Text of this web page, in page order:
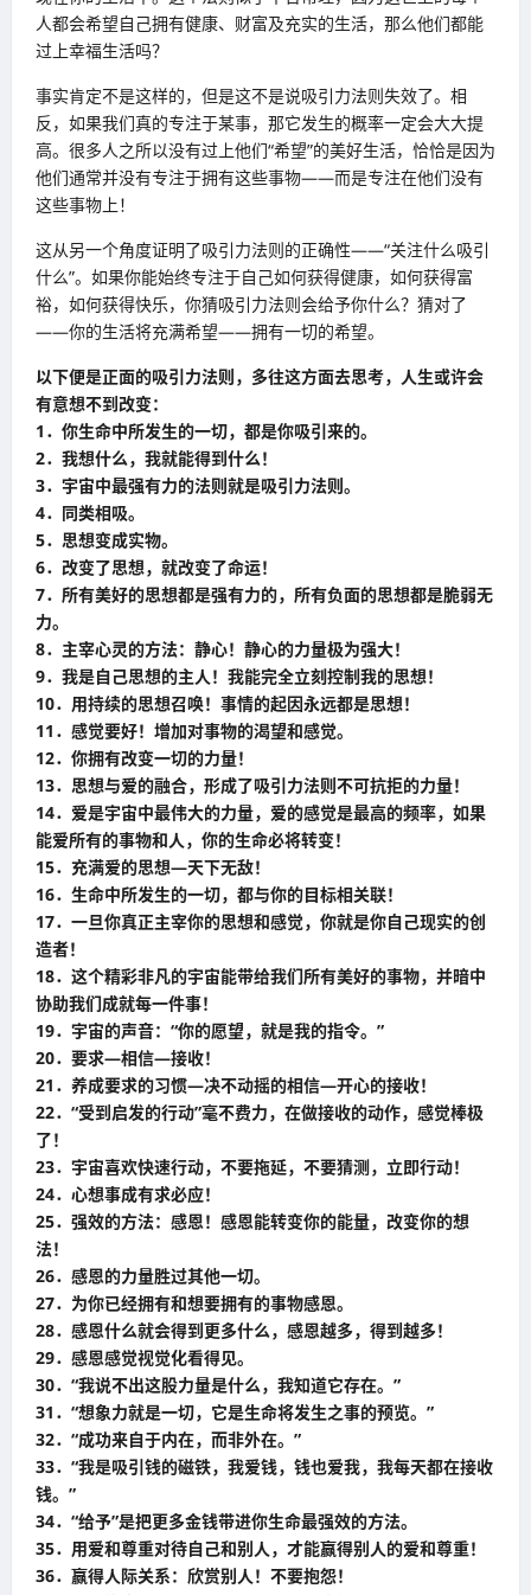
人都会希望自己拥有健康、财富及充实的生活，那么他们都能
过上幸福生活吗？
事实肯定不是这样的，但是这不是说吸引力法则失效了。相
反，如果我们真的专注于某事，那它发生的概率一定会大大提
高。很多人之所以没有过上他们“希望”的美好生活，恰恰是因为
他们通常并没有专注于拥有这些事物――而是专注在他们没有
这些事物上！
这从另一个角度证明了吸引力法则的正确性――“关注什么吸引
什么”。如果你能始终专注于自己如何获得健康，如何获得富
裕，如何获得快乐，你猜吸引力法则会给予你什么？猜对了
――你的生活将充满希望――拥有一切的希望。
以下便是正面的吸引力法则，多往这方面去思考，人生或许会
有意想不到改变：
1．你生命中所发生的一切，都是你吸引来的。
2．我想什么，我就能得到什么！
3．宇宙中最强有力的法则就是吸引力法则。
4．同类相吸。
5．思想变成实物。
6．改变了思想，就改变了命运！
7．所有美好的思想都是强有力的，所有负面的思想都是脆弱无
力。
8．主宰心灵的方法：静心！静心的力量极为强大！
9．我是自己思想的主人！我能完全立刻控制我的思想！
10．用持续的思想召唤！事情的起因永远都是思想！
11．感觉要好！增加对事物的渴望和感觉。
12．你拥有改变一切的力量！
13．思想与爱的融合，形成了吸引力法则不可抗拒的力量！
14．爱是宇宙中最伟大的力量，爱的感觉是最高的频率，如果
能爱所有的事物和人，你的生命必将转变！
15．充满爱的思想—天下无敌！
16．生命中所发生的一切，都与你的目标相关联！
17．一旦你真正主宰你的思想和感觉，你就是你自己现实的创
造者！
18．这个精彩非凡的宇宙能带给我们所有美好的事物，并暗中
协助我们成就每一件事！
19．宇宙的声音：“你的愿望，就是我的指令。”
20．要求—相信—接收！
21．养成要求的习惯—决不动摇的相信—开心的接收！
22．“受到启发的行动”毫不费力，在做接收的动作，感觉棒极
了！
23．宇宙喜欢快速行动，不要拖延，不要猜测，立即行动！
24．心想事成有求必应！
25．强效的方法：感恩！感恩能转变你的能量，改变你的想
法！
26．感恩的力量胜过其他一切。
27．为你已经拥有和想要拥有的事物感恩。
28．感恩什么就会得到更多什么，感恩越多，得到越多！
29．感恩感觉视觉化看得见。
30．“我说不出这股力量是什么，我知道它存在。”
31．“想象力就是一切，它是生命将发生之事的预览。”
32．“成功来自于内在，而非外在。”
33．“我是吸引钱的磁铁，我爱钱，钱也爱我，我每天都在接收
钱。”
34．“给予”是把更多金钱带进你生命最强效的方法。
35．用爱和尊重对待自己和别人，才能赢得别人的爱和尊重！
36．赢得人际关系：欣赏别人！不要抱怨！